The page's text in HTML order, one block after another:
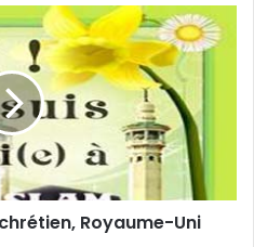
Royaume-Uni